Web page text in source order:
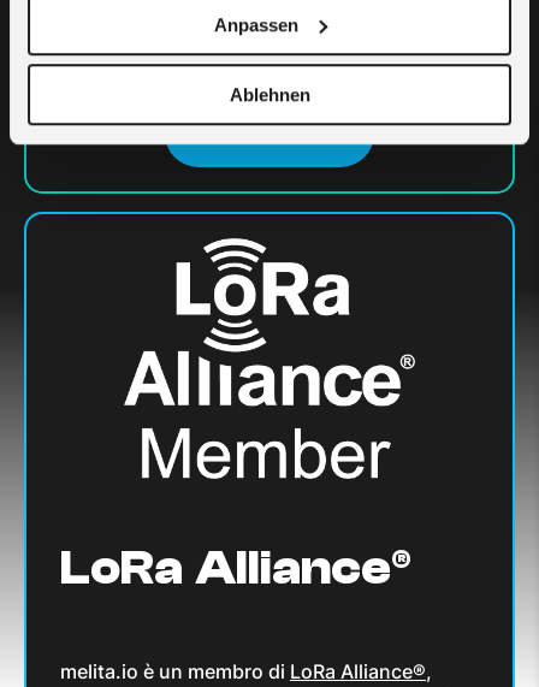
Anpassen
Ablehnen
gateway LoRaWAN al momento della pubblicazione
(Agosto 2023).
Contattaci
LoRa Alliance®
melita.io è un membro di LoRa Alliance®,